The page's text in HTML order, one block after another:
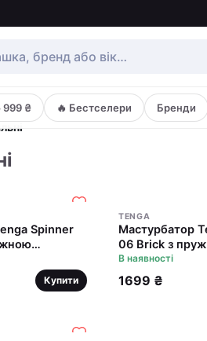
999 ₴ 🔥 Бестселери Бренди
Spinner
спіраллю
Купити
TENGA
Мастурбатор
06 Brick з
всередині
В наявності
1699 ₴